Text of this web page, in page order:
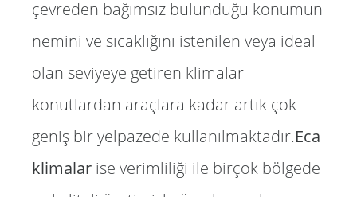
çevreden bağımsız bulunduğu konumun
nemini ve sıcaklığını istenilen veya ideal
olan seviyeye getiren klimalar
konutlardan araçlara kadar artık çok
geniş bir yelpazede kullanılmaktadır.Eca
klimalar ise verimliliği ile birçok bölgede